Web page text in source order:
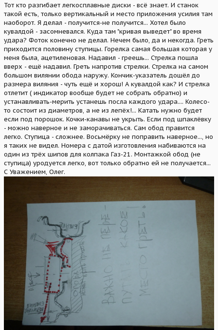
Тот кто разгибает легкосплавные диски - всё знает. И станок
такой есть, только вертикальный и место приложения усилия там
наоборот. Я делал - получится-не получится... Хотел было
кувалдой - засомневался. Куда там "кривая выведет" во время
удара? Фоток конечно не делал. Нечем было, да и некогда. Греть
приходится половину ступицы. Горелка самая большая которая у
меня была, ацетиленовая. Надавил - греешь... Стрелка пошла
вверх - ещё надавил. Греть напротив стрелки. Стрелка на самом
большом вилянии обода наружу. Кончик-указатель дошёл до
размера виляния - чуть ещё и хорош! А кувалдой как? И стрелка
отлетит ( индикатор вообще будет не собрать обратно) и
устанавливать-мерить устанешь посла каждого удара.... Колесо-
то состоит из диаметров, а не из лепёх!... Катать нужно будет
если под порошок. Кочки-канавы не укрыть. Если под шпаклёвку
- можно наверное и не заморачиваться. Сам обод правится
легко. Ступица - сложнее. Восьмёрку не поправить наверное..., но
я таких не видел. Номера с датой изготовления набиваются на
один из трёх шипов для колпака Газ-21. Монтажкой обод (не
ступица) уродуется легко, вот только обратно ей не получается...
С Уважением, Олег.